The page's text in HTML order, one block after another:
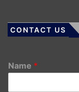
CONTACT US
Name *